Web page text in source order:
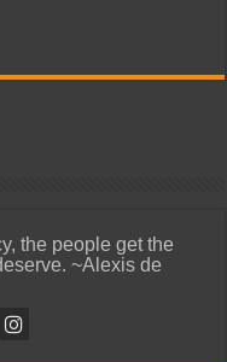
the people get the
~Alexis de